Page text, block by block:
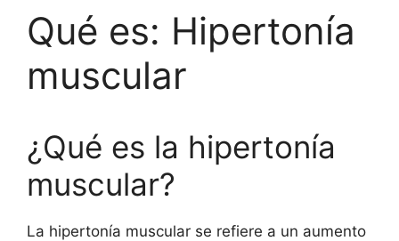
Qué es: Hipertonía
muscular
¿Qué es la hipertonía
muscular?
La hipertonía muscular se refiere a un aumento